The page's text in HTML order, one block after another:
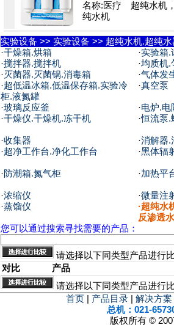
名称:医疗
纯水机
超纯水机
实验设备 >> 实验设备 >> 超纯水机.超纯
·干燥箱.烘箱 ·实验箱.
·搅拌器.搅拌机 ·均质机.
·灭菌器.灭菌锅.消毒箱 ·气体发
·超低温冰箱.低温保存箱.实验冷
柜.液氮罐
·真空泵
·玻璃反应釜 ·电炉.电
·干燥仪.干燥机.冻干机 ·恒流泵.
·收集器 ·消解器.
·超净工作台.净化工作台 ·黑体辐
·防潮箱.氮气柜 ·加热平
·浓缩仪 ·微量注
·蒸馏仪 ·超纯水
反渗透
您可以通过搜索寻找需要的产品：
请选择以下同类型产品进行
对比
产品
请选择以下同类型产品进行
首页
产品目录 解决方案
总机：021-
版权所有 ©